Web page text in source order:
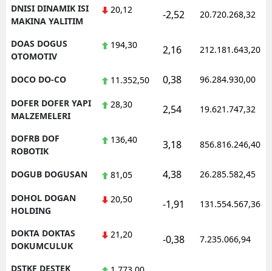
DNISI DINAMIK ISI
MAKINA YALITIM
20,12 -2,52 20.720.268,32
DOAS DOGUS
OTOMOTIV
194,30 2,16 212.181.643,20
DOCO DO-CO 11.352,50 0,38 96.284.930,00
DOFER DOFER YAPI
MALZEMELERI
28,30 2,54 19.621.747,32
DOFRB DOF
ROBOTIK
136,40 3,18 856.816.246,40
DOGUB DOGUSAN 81,05 4,38 26.285.582,45
DOHOL DOGAN
HOLDING
20,50 -1,91 131.554.567,36
DOKTA DOKTAS
DOKUMCULUK
21,20 -0,38 7.235.066,94
DSTKF DESTEK